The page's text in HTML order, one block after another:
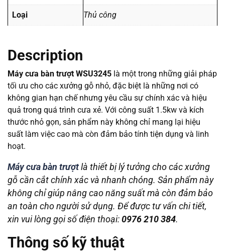
Description
Máy cưa bàn trượt WSU3245 là một trong những giải pháp
tối ưu cho các xưởng gỗ nhỏ, đặc biệt là những nơi có
không gian hạn chế nhưng yêu cầu sự chính xác và hiệu
quả trong quá trình cưa xẻ. Với công suất 1.5kw và kích
thước nhỏ gọn, sản phẩm này không chỉ mang lại hiệu
suất làm việc cao mà còn đảm bảo tính tiện dụng và linh
hoạt.
Máy cưa bàn trượtlà thiết bị lý tưởng cho các xưởng
gỗ cần cắt chính xác và nhanh chóng. Sản phẩm này
không chỉ giúp nâng cao năng suất mà còn đảm bảo
an toàn cho người sử dụng. Để được tư vấn chi tiết,
xin vui lòng gọi số điện thoại: 0976 210 384.
Thông số kỹ thuật
Loại Thủ công